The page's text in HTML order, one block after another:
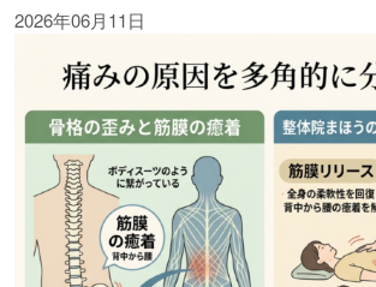
2026年06月11日